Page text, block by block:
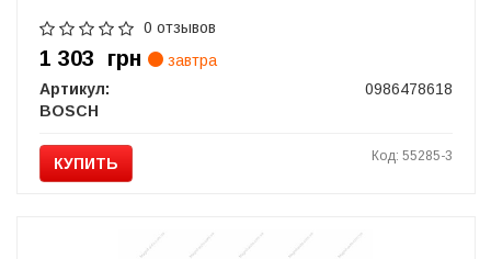
0 отзывов
1 303 грн
завтра
Артикул:
0986478618
BOSCH
КУПИТЬ Код: 55285-3